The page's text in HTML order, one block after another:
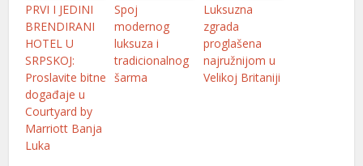
PRVI I JEDINI
BRENDIRANI
HOTEL U
SRPSKOJ:
Proslavite bitne
događaje u
Courtyard by
Marriott Banja
Luka
Spoj
modernog
luksuza i
tradicionalnog
šarma
Luksuzna
zgrada
proglašena
najružnijom u
Velikoj Britaniji